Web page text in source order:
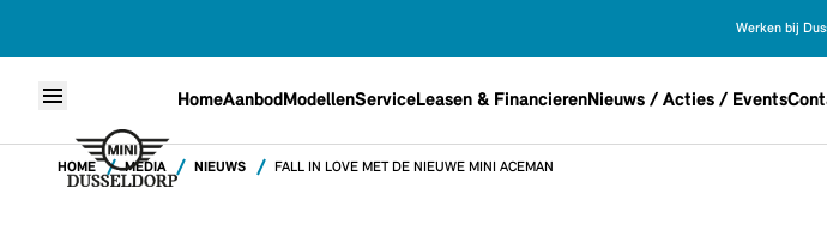
Werken bij
HomeAanbod ModellenServiceLeasen & FinancierenNieuws / Acties / Events
Skip to content
HOME MEDIA NIEUWS FALL IN LOVE MET DE NIEUWE MINI ACEMAN